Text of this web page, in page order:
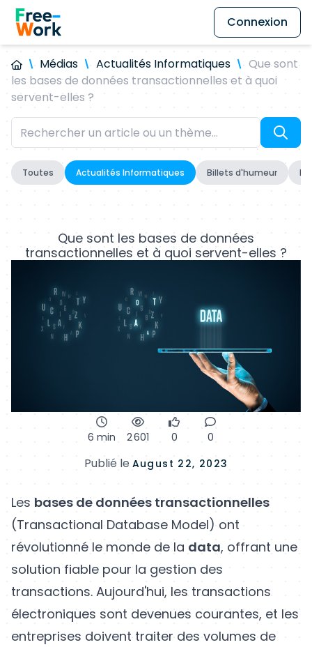
Connexion
Médias Actualités Informatiques
Que sont
les bases de données transactionnelles et à quoi
servent-elles ?
Toutes Actualités Informatiques Billets d'humeur
Que sont les bases de données
transactionnelles et à quoi servent-elles ?
6 min 2 601 0 0
Publié le August 22, 2023
Les bases de données transactionnelles
(Transactional Database Model) ont
révolutionné le monde de la data, offrant une
solution fiable pour la gestion des
transactions. Aujourd'hui, les transactions
électroniques sont devenues courantes, et les
entreprises doivent traiter des volumes de